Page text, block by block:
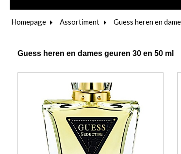
Homepage Assortiment Guess heren en
Guess heren en dames geuren 30 en 50 ml